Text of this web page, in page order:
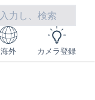
海外 カメラ登録